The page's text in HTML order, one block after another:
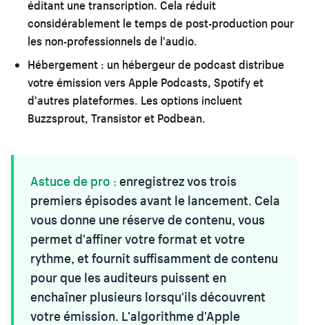
éditant une transcription. Cela réduit
considérablement le temps de post-production pour
les non-professionnels de l'audio.
Hébergement : un hébergeur de podcast distribue
votre émission vers Apple Podcasts, Spotify et
d'autres plateformes. Les options incluent
Buzzsprout, Transistor et Podbean.
Astuce de pro : enregistrez vos trois
premiers épisodes avant le lancement. Cela
vous donne une réserve de contenu, vous
permet d'affiner votre format et votre
rythme, et fournit suffisamment de contenu
pour que les auditeurs puissent en
enchaîner plusieurs lorsqu'ils découvrent
votre émission. L'algorithme d'Apple